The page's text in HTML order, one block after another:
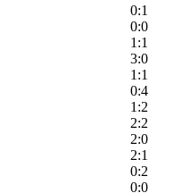
0:1
0:0
1:1
3:0
1:1
0:4
1:2
2:2
2:0
2:1
0:2
0:0